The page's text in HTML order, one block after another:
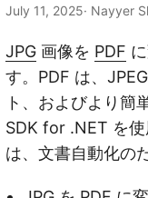
July 11, 2025· Nayyer
JPG 画像を PDF
す。PDF は、
ト、およびより簡
SDK for .NET を
は、文書自動化の